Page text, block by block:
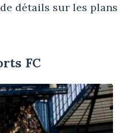
détails sur les plans
FC